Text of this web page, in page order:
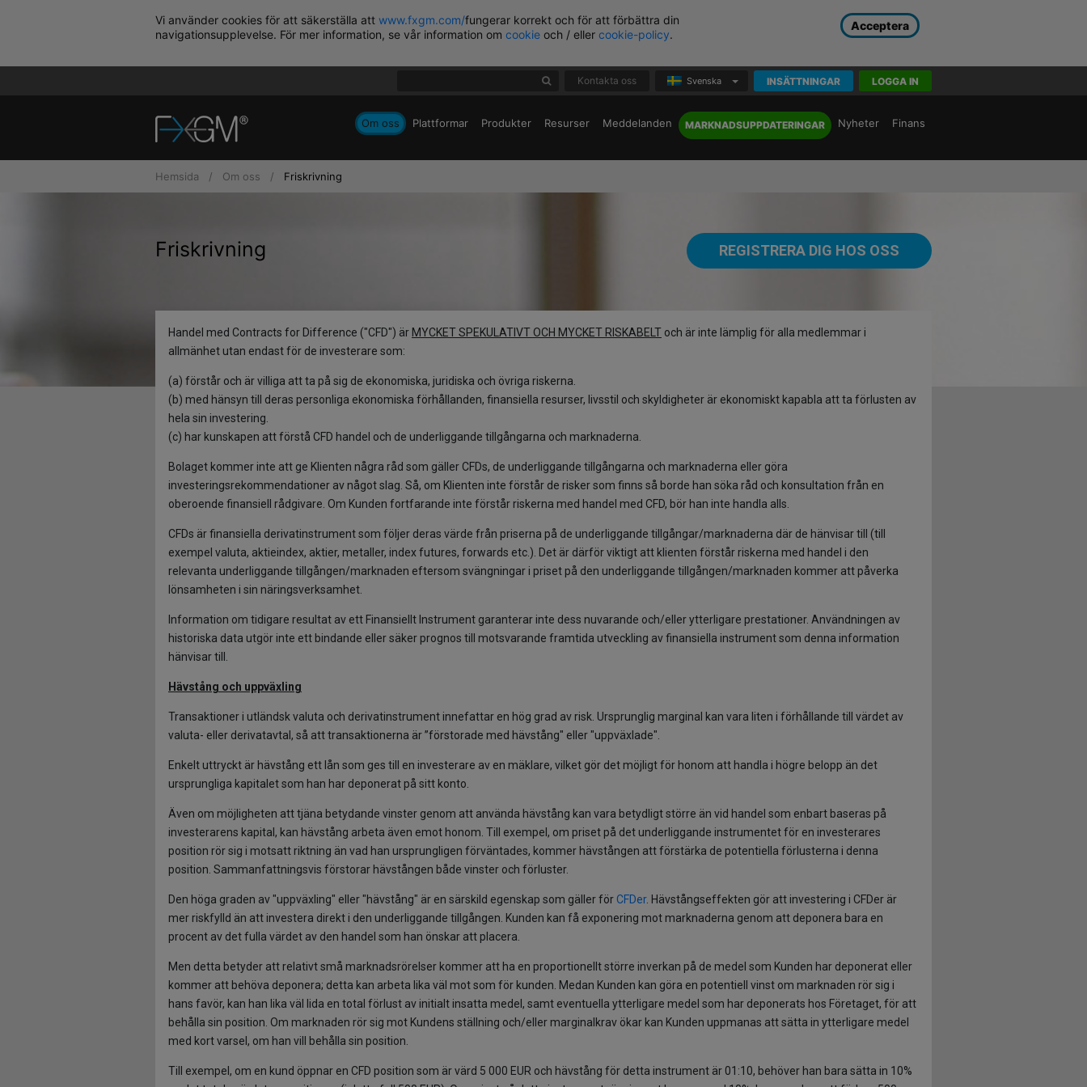
Vi använder cookies för att säkerställa att www.fxgm.com/fungerar korrekt och för att förbättra din
navigationsupplevelse. För mer information, se vår information om cookie och / eller cookie-policy.
Acceptera
Kontakta oss Svenska INSÄTTNINGAR LOGGA IN
Om oss Plattformar Produkter Resurser Meddelanden MARKNADSUPPDATERINGAR Nyheter Finans
Hemsida Om oss Friskrivning
Friskrivning REGISTRERA DIG HOS OSS
Handel med Contracts for Difference ("CFD") är MYCKET SPEKULATIVT OCH MYCKET RISKABELT och är inte lämplig för alla medlemmar i
allmänhet utan endast för de investerare som:
(a) förstår och är villiga att ta på sig de ekonomiska, juridiska och övriga riskerna.
(b) med hänsyn till deras personliga ekonomiska förhållanden, finansiella resurser, livsstil och skyldigheter är ekonomiskt kapabla att ta förlusten av
hela sin investering.
(c) har kunskapen att förstå CFD handel och de underliggande tillgångarna och marknaderna.
Bolaget kommer inte att ge Klienten några råd som gäller CFDs, de underliggande tillgångarna och marknaderna eller göra
investeringsrekommendationer av något slag. Så, om Klienten inte förstår de risker som finns så borde han söka råd och konsultation från en
oberoende finansiell rådgivare. Om Kunden fortfarande inte förstår riskerna med handel med CFD, bör han inte handla alls.
CFDs är finansiella derivatinstrument som följer deras värde från priserna på de underliggande tillgångar/marknaderna där de hänvisar till (till
exempel valuta, aktieindex, aktier, metaller, index futures, forwards etc.). Det är därför viktigt att klienten förstår riskerna med handel i den
relevanta underliggande tillgången/marknaden eftersom svängningar i priset på den underliggande tillgången/marknaden kommer att påverka
lönsamheten i sin näringsverksamhet.
Information om tidigare resultat av ett Finansiellt Instrument garanterar inte dess nuvarande och/eller ytterligare prestationer. Användningen av
historiska data utgör inte ett bindande eller säker prognos till motsvarande framtida utveckling av finansiella instrument som denna information
hänvisar till.
Hävstång och uppväxling
Transaktioner i utländsk valuta och derivatinstrument innefattar en hög grad av risk. Ursprunglig marginal kan vara liten i förhållande till värdet av
valuta- eller derivatavtal, så att transaktionerna är ”förstorade med hävstång" eller "uppväxlade".
Enkelt uttryckt är hävstång ett lån som ges till en investerare av en mäklare, vilket gör det möjligt för honom att handla i högre belopp än det
ursprungliga kapitalet som han har deponerat på sitt konto.
Även om möjligheten att tjäna betydande vinster genom att använda hävstång kan vara betydligt större än vid handel som enbart baseras på
investerarens kapital, kan hävstång arbeta även emot honom. Till exempel, om priset på det underliggande instrumentet för en investerares
position rör sig i motsatt riktning än vad han ursprungligen förväntades, kommer hävstången att förstärka de potentiella förlusterna i denna
position. Sammanfattningsvis förstorar hävstången både vinster och förluster.
Den höga graden av "uppväxling" eller "hävstång" är en särskild egenskap som gäller förCFDer. Hävstångseffekten gör att investering i CFDer är
mer riskfylld än att investera direkt i den underliggande tillgången. Kunden kan få exponering mot marknaderna genom att deponera bara en
procent av det fulla värdet av den handel som han önskar att placera.
Men detta betyder att relativt små marknadsrörelser kommer att ha en proportionellt större inverkan på de medel som Kunden har deponerat eller
kommer att behöva deponera; detta kan arbeta lika väl mot som för kunden. Medan Kunden kan göra en potentiell vinst om marknaden rör sig i
hans favör, kan han lika väl lida en total förlust av initialt insatta medel, samt eventuella ytterligare medel som har deponerats hos Företaget, för att
behålla sin position. Om marknaden rör sig mot Kundens ställning och/eller marginalkrav ökar kan Kunden uppmanas att sätta in ytterligare medel
med kort varsel, om han vill behålla sin position.
Till exempel, om en kund öppnar en CFD position som är värd 5 000 EUR och hävstång för detta instrument är 01:10, behöver han bara sätta in 10%